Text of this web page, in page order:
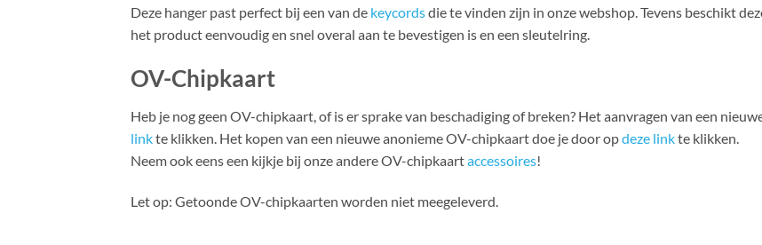
Deze hanger past perfect bij een van de keycordsdie te vinden zijn in onze webshop. Tevens beschikt
het product eenvoudig en snel overal aan te bevestigen is en een sleutelring.
OV-Chipkaart
Heb je nog geen OV-chipkaart, of is er sprake van beschadiging of breken? Het aanvragen van een
linkte klikken. Het kopen van een nieuwe anonieme OV-chipkaart doe je door opdeze linkte klikken.
Neem ook eens een kijkje bij onze andere OV-chipkaartaccessoires!
Let op: Getoonde OV-chipkaarten worden niet meegeleverd.